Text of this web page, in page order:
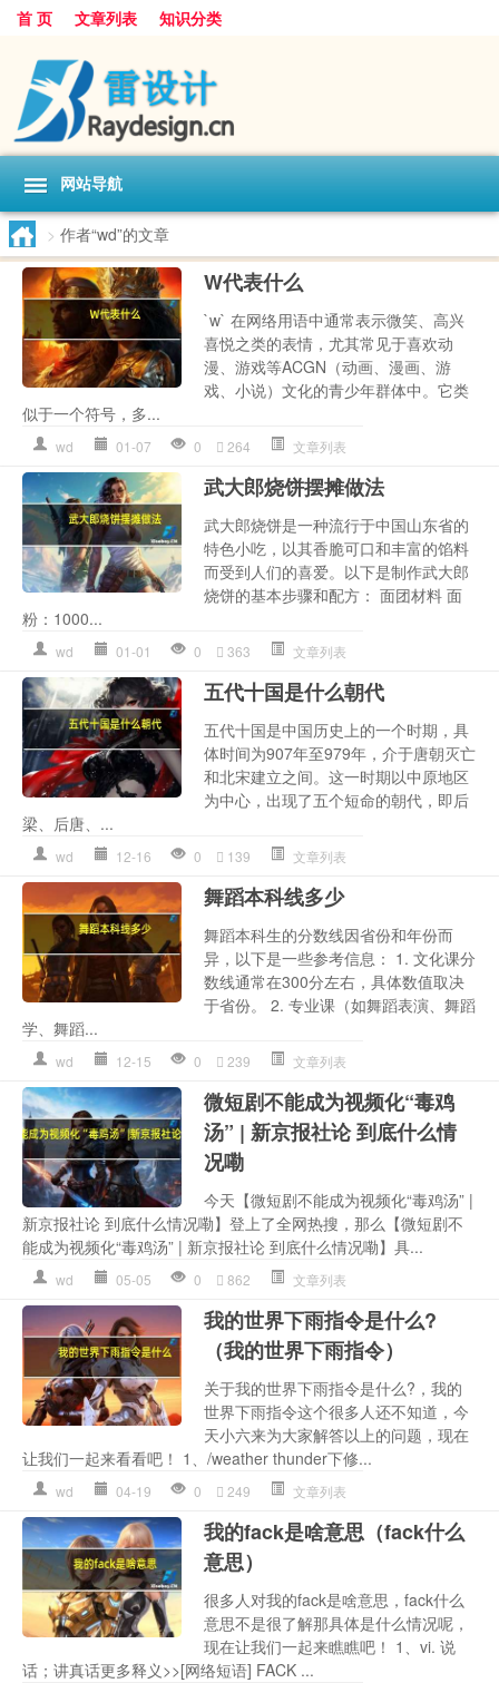
首 页 文章列表 知识分类
网站导航
> 作者“wd”的文章
W代表什么
`w` 在网络用语中通常表示微笑、高兴
喜悦之类的表情，尤其常见于喜欢动
漫、游戏等ACGN（动画、漫画、游
戏、小说）文化的青少年群体中。它类
似于一个符号，多...
wd 01-07 0 264 文章列表
武大郎烧饼摆摊做法
武大郎烧饼是一种流行于中国山东省的
特色小吃，以其香脆可口和丰富的馅料
而受到人们的喜爱。以下是制作武大郎
烧饼的基本步骤和配方： 面团材料 面
粉：1000...
wd 01-01 0 363 文章列表
五代十国是什么朝代
五代十国是中国历史上的一个时期，具
体时间为907年至979年，介于唐朝灭亡
和北宋建立之间。这一时期以中原地区
为中心，出现了五个短命的朝代，即后
梁、后唐、...
wd 12-16 0 139 文章列表
舞蹈本科线多少
舞蹈本科生的分数线因省份和年份而
异，以下是一些参考信息： 1. 文化课分
数线通常在300分左右，具体数值取决
于省份。 2. 专业课（如舞蹈表演、舞蹈
学、舞蹈...
wd 12-15 0 239 文章列表
微短剧不能成为视频化“毒鸡
汤” | 新京报社论 到底什么情
况嘞
今天【微短剧不能成为视频化“毒鸡汤” |
新京报社论 到底什么情况嘞】登上了全网热搜，那么【微短剧不
能成为视频化“毒鸡汤” | 新京报社论 到底什么情况嘞】具...
wd 05-05 0 862 文章列表
我的世界下雨指令是什么?
（我的世界下雨指令）
关于我的世界下雨指令是什么?，我的
世界下雨指令这个很多人还不知道，今
天小六来为大家解答以上的问题，现在
让我们一起来看看吧！ 1、/weather thunder下修...
wd 04-19 0 249 文章列表
我的fack是啥意思（fack什么
意思）
很多人对我的fack是啥意思，fack什么
意思不是很了解那具体是什么情况呢，
现在让我们一起来瞧瞧吧！ 1、vi. 说
话；讲真话更多释义>>[网络短语] FACK ...